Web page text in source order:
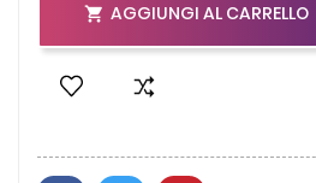
 AGGIUNGI AL CARRELLO